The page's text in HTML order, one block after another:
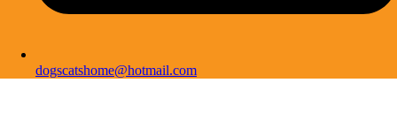
dogscatshome@hotmail.com